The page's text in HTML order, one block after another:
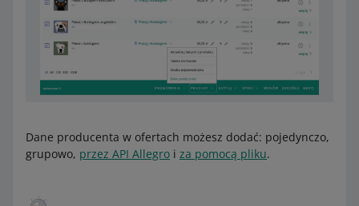
Dane producenta w ofertach możesz dodać: pojedynczo,
grupowo, przez API Allegro i za pomocą pliku.